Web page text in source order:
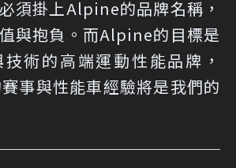
須掛上Alpine的品牌名稱，
與抱負。而Alpine的目標是
術的高端運動性能品牌，
事與性能車經驗將是我們的